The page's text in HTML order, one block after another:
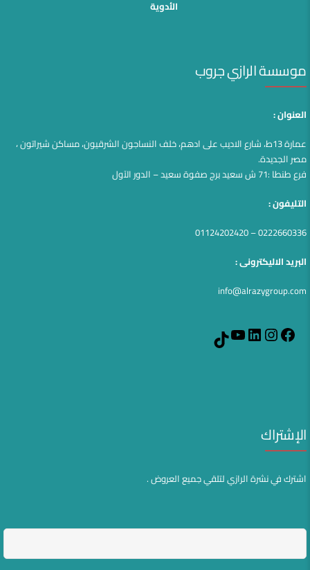
الأدوية
موسسة الرازي جروب
العنوان :
عمارة 13ط، شارع الاديب على ادهم، خلف النساجون الشرقيون، مساكن شيراتون ،
مصر الجديدة.
فرع طنطا :71 ش سعيد برج صفوة سعيد – الدور الآول
التليفون :
0222660336 – 01124202420
البريد الاليكترونى :
info@alrazygroup.com
Facebook
Instagram
LinkedIn
YouTube
الإشتراك
اشترك في نشرة الرازي لتلقي جميع العروض .